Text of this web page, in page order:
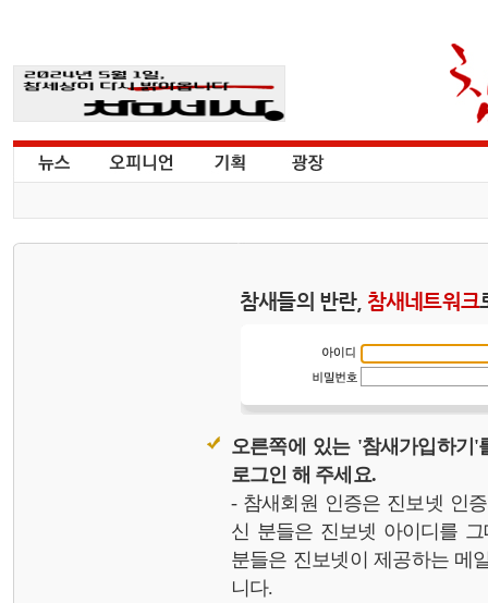
참새들의 반란, 참새네트워크
오른쪽에 있는 '참새가입하기
로그인 해 주세요.
- 참새회원 인증은 진보넷 인
신 분들은 진보넷 아이디를
분들은 진보넷이 제공하는 메
니다.